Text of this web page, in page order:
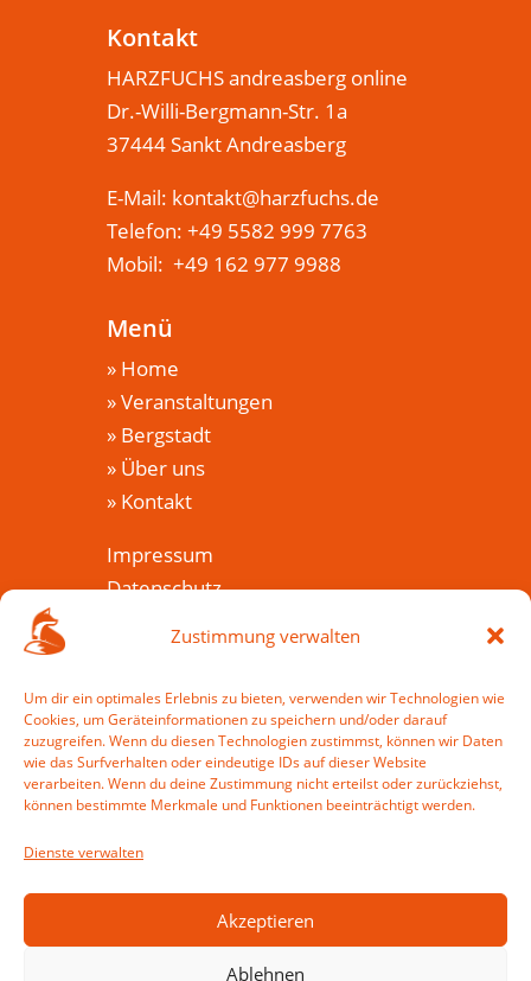
Zustimmung verwalten
Um dir ein optimales Erlebnis zu bieten, verwenden wir Technologien wie
Cookies, um Geräteinformationen zu speichern und/oder darauf
zuzugreifen. Wenn du diesen Technologien zustimmst, können wir Daten
wie das Surfverhalten oder eindeutige IDs auf dieser Website
verarbeiten. Wenn du deine Zustimmung nicht erteilst oder zurückziehst,
können bestimmte Merkmale und Funktionen beeinträchtigt werden.
Dienste verwalten
Akzeptieren
Ablehnen
Kontakt
HARZFUCHS andreasberg online
Dr.-Willi-Bergmann-Str. 1a
37444 Sankt Andreasberg
E-Mail: kontakt@harzfuchs.de
Telefon: +49 5582 999 7763
Mobil: +49 162 977 9988
Menü
» Home
»Veranstaltungen
» Bergstadt
» Über uns
» Kontakt
Impressum
Datenschutz
Veranstaltungen
»Veranstaltungkalender
»Wie war es?
»Veranstaltung einreichen
Mein Harzfuchs
Registrieren